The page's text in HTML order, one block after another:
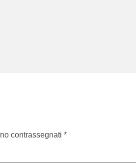
contrassegnati *